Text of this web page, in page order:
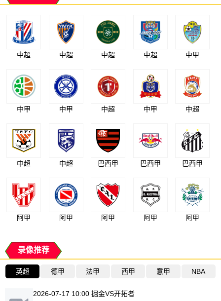
中超 中超 中超 中超 中甲
中甲 中甲 中超 中甲 中超
中超 中超 巴西甲 巴西甲 巴西甲
阿甲 阿甲 阿甲 阿甲 阿甲
录像推荐
英超 德甲 法甲 西甲 意甲 NBA
2026-07-17 10:00 掘金VS开拓者